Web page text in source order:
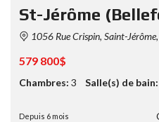
St-Jérôme
1056 Rue Crispin, Saint-
579 800$
Chambres: 3 Salle(s) de bain:
Depuis 6 mois